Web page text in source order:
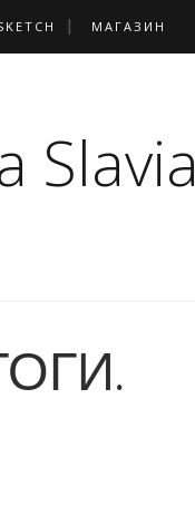
МАГАЗИН
Slavia